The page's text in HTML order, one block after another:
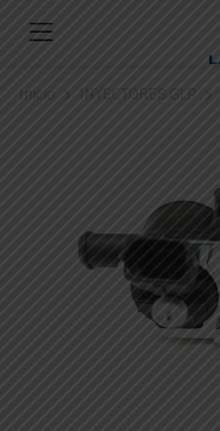
Inicio INYECTORES GLP